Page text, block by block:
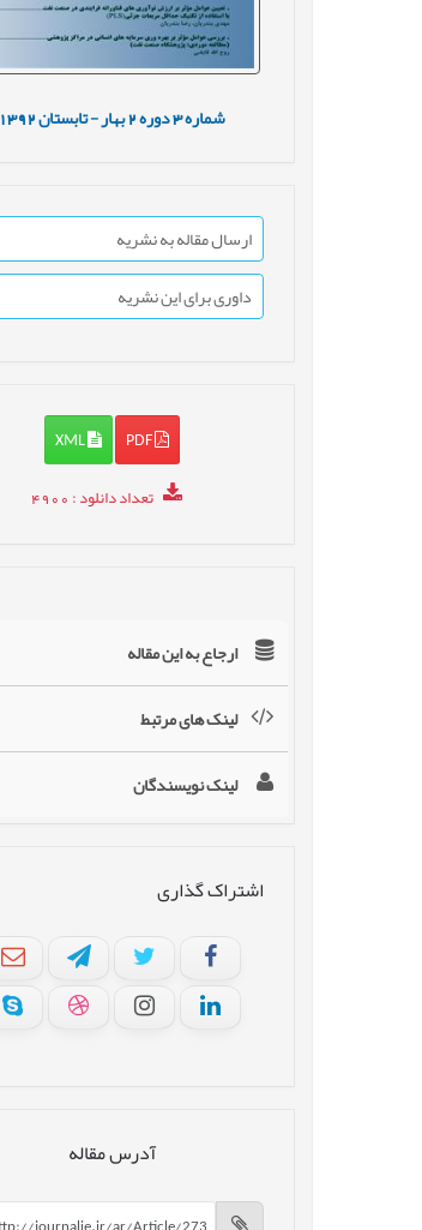
شماره3 دوره بهار - تابستان1392
ارسال مقاله به نشریه
داوری برای این نشریه
PDF
XML
تعداد دانلود: 4900
ارجاع به این مقاله
لینک های مرتبط
لینک نویسندگان
اشتراک گذاری
آدرس مقاله